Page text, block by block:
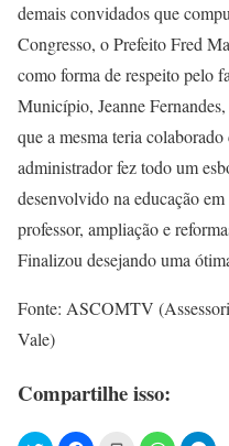
demais convidados que
Congresso, o Prefeito Fred
como forma de respeito pelo
Município, Jeanne
que a mesma teria
administrador fez todo um
desenvolvido na educação
professor, ampliação e
Finalizou desejando uma
Fonte: ASCOMTV
Vale)
Compartilhe isso: